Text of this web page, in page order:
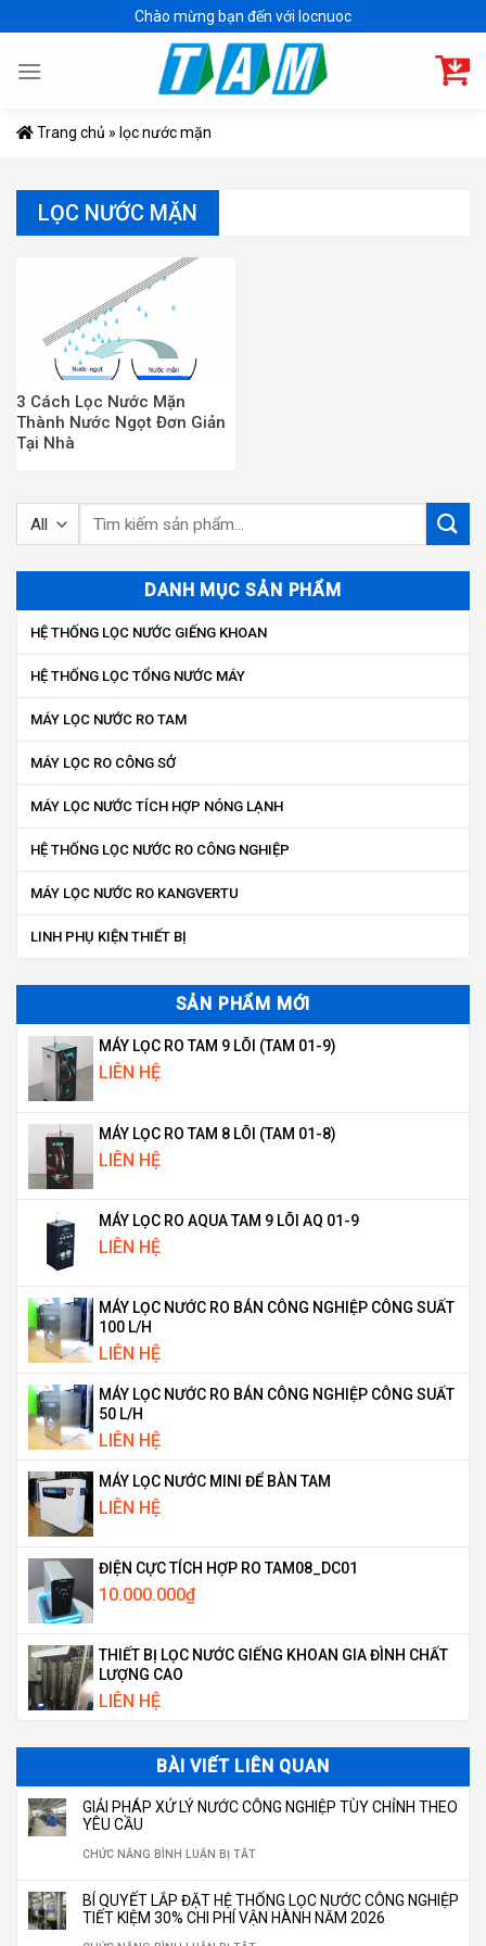
to
content
Chào mừng bạn đến với locnuoc
Trang chủ » lọc nước mặn
LỌC NƯỚC MẶN
3 Cách Lọc Nước Mặn
Thành Nước Ngọt Đơn Giản
Tại Nhà
Tìm
DANH MỤC SẢN PHẨM
HỆ THỐNG LỌC NƯỚC GIẾNG KHOAN
HỆ THỐNG LỌC TỔNG NƯỚC MÁY
MÁY LỌC NƯỚC RO TAM
MÁY LỌC RO CÔNG SỞ
MÁY LỌC NƯỚC TÍCH HỢP NÓNG LẠNH
HỆ THỐNG LỌC NƯỚC RO CÔNG NGHIỆP
MÁY LỌC NƯỚC RO KANGVERTU
LINH PHỤ KIỆN THIẾT BỊ
SẢN PHẨM MỚI
MÁY LỌC RO TAM 9 LÕI (TAM 01-9)
LIÊN HỆ
MÁY LỌC RO TAM 8 LÕI (TAM 01-8)
LIÊN HỆ
MÁY LỌC RO AQUA TAM 9 LÕI AQ 01-9
LIÊN HỆ
MÁY LỌC NƯỚC RO BÁN CÔNG NGHIỆP CÔNG SUẤT
100 L/H
LIÊN HỆ
MÁY LỌC NƯỚC RO BÁN CÔNG NGHIỆP CÔNG SUẤT
50 L/H
LIÊN HỆ
MÁY LỌC NƯỚC MINI ĐỂ BÀN TAM
LIÊN HỆ
ĐIỆN CỰC TÍCH HỢP RO TAM08_DC01
10.000.000₫
THIẾT BỊ LỌC NƯỚC GIẾNG KHOAN GIA ĐÌNH CHẤT
LƯỢNG CAO
LIÊN HỆ
BÀI VIẾT LIÊN QUAN
GIẢI PHÁP XỬ LÝ NƯỚC CÔNG NGHIỆP TÙY CHỈNH THEO
YÊU CẦU
CHỨC NĂNG BÌNH LUẬN BỊ TẮTỞ
PHÁP
XỬ
BÍ QUYẾT LẮP ĐẶT HỆ THỐNG LỌC NƯỚC CÔNG NGHIỆP
TIẾT KIỆM 30% CHI PHÍ VẬN HÀNH NĂM 2026